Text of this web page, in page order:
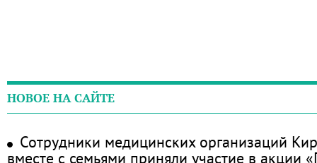
НОВОЕ НА САЙТЕ
Сотрудники медицинских организаций
вместе с семьями приняли участие в акции